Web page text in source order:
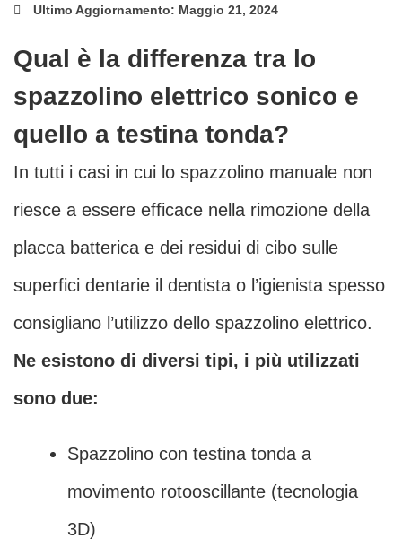
Ultimo Aggiornamento: Maggio 21, 2024
Qual è la differenza tra lo
spazzolino elettrico sonico e
quello a testina tonda?
In tutti i casi in cui lo spazzolino manuale non
riesce a essere efficace nella rimozione della
placca batterica e dei residui di cibo sulle
superfici dentarie il dentista o l’igienista spesso
consigliano l’utilizzo dello spazzolino elettrico.
Ne esistono di diversi tipi, i più utilizzati
sono due:
Spazzolino con testina tonda a
movimento rotooscillante (tecnologia
3D)